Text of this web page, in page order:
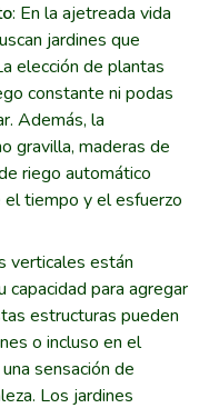
: En la ajetreada vida
jardines que
elección de plantas
constante ni podas
Además, la
gravilla, maderas de
riego automático
tiempo y el esfuerzo
verticales están
capacidad para agregar
estructuras pueden
o incluso en el
sensación de
Los jardines